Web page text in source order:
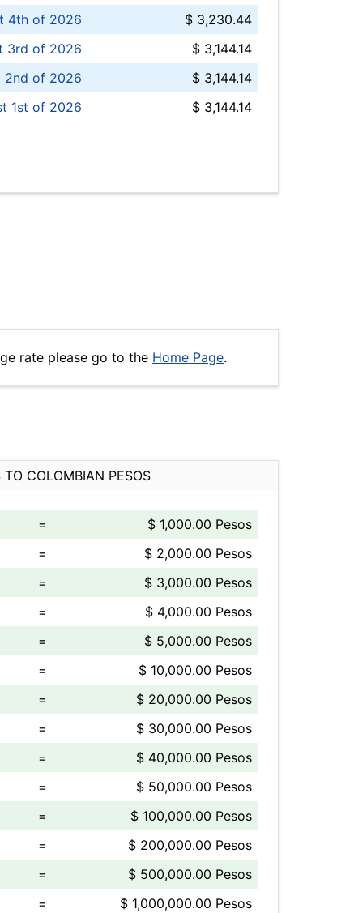
4th of 2026
$ 3,230.44
3rd of 2026
$ 3,144.14
2nd of 2026
$ 3,144.14
1st of 2026
$ 3,144.14
rate please go to the Home Page.
TO COLOMBIAN PESOS
=
$ 1,000.00 Pesos
=
$ 2,000.00 Pesos
=
$ 3,000.00 Pesos
=
$ 4,000.00 Pesos
=
$ 5,000.00 Pesos
=
$ 10,000.00 Pesos
=
$ 20,000.00 Pesos
=
$ 30,000.00 Pesos
=
$ 40,000.00 Pesos
=
$ 50,000.00 Pesos
=
$ 100,000.00 Pesos
=
$ 200,000.00 Pesos
=
$ 500,000.00 Pesos
= $ 1,000,000.00 Pesos